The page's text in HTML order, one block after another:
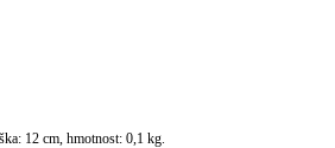
12 cm, hmotnost: 0,1 kg.